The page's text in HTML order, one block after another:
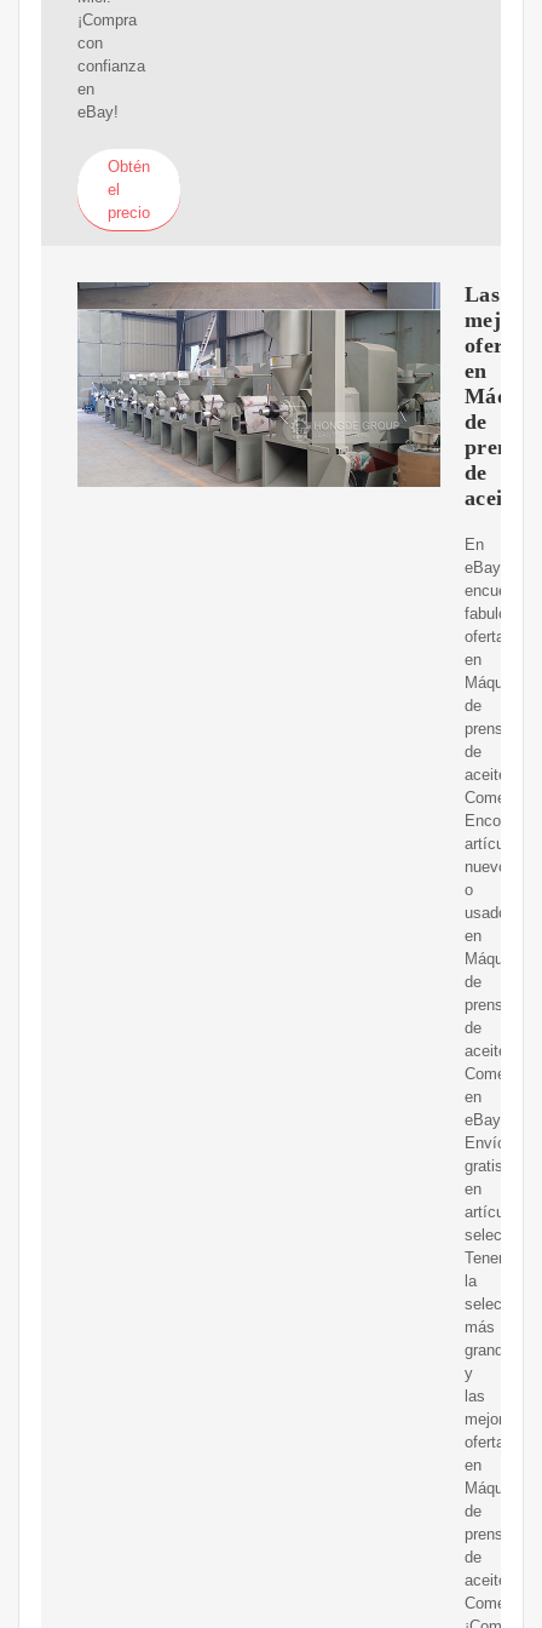
¡Compra
con
confianza
en
eBay!
Obtén
el
precio
Las
mejores
ofertas
en
de
prensa
de
aceite
En
eBay
encuentras
fabulosas
ofertas
en
Máquinas
de
prensa
de
aceite
Comercial.
artículos
nuevos
o
usados
en
Máquinas
de
prensa
de
aceite
Comercial
en
eBay.
Envío
gratis
en
artículos
Tenemos
la
selección
más
grande
y
las
mejores
ofertas
en
Máquinas
de
prensa
de
aceite
Comercial.